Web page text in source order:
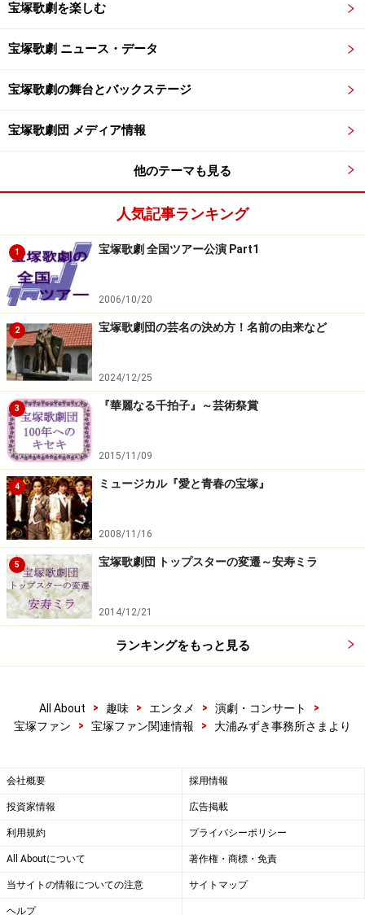
宝塚歌劇を楽しむ
宝塚歌劇 ニュース・データ
宝塚歌劇の舞台とバックステージ
宝塚歌劇団 メディア情報
他のテーマも見る
人気記事ランキング
1 宝塚歌劇 全国ツアー公演 Part1
2006/10/20
2 宝塚歌劇団の芸名の決め方！名前の由来など
2024/12/25
3 『華麗なる千拍子』～芸術祭賞
2015/11/09
4 ミュージカル『愛と青春の宝塚』
2008/11/16
5 宝塚歌劇団 トップスターの変遷～安寿ミラ
2014/12/21
ランキングをもっと見る
All About > 趣味 > エンタメ > 演劇・コンサート
>
宝塚ファン
> 宝塚ファン関連情報 > 大浦みずき事務所さまより
会社概要 採用情報
投資家情報 広告掲載
利用規約 プライバシーポリシー
All Aboutについて 著作権・商標・免責
当サイトの情報についての注意 サイトマップ
ヘルプ